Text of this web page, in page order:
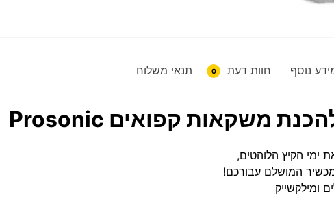
נוסף חוות דעת 0 תנאי משלוח
ימי הקיץ הלוהטים,
המושלם עבורכם!
ומילקשייק